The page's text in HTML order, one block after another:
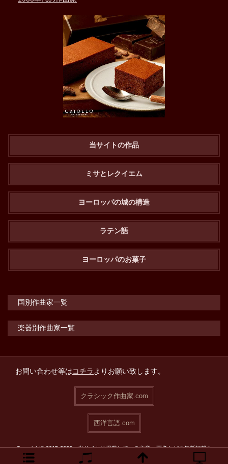
当サイトの作品
ミサとレクイエム
ヨーロッパの城の構造
ラテン語
ヨーロッパのお菓子
国別作曲家一覧
楽器別作曲家一覧
お問い合わせ等はコチラよりお願い致します。
クラシック作曲家.com
西洋言語.com
Copyright© 2015-2026 当サイトに掲載している文章・画像などの無断転載を